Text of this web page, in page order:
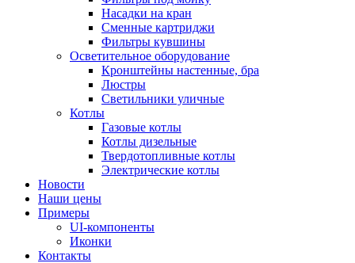
Насадки на кран
Сменные картриджи
Фильтры кувшины
Осветительное оборудование
Кронштейны настенные, бра
Люстры
Светильники уличные
Котлы
Газовые котлы
Котлы дизельные
Твердотопливные котлы
Электрические котлы
Новости
Наши цены
Примеры
UI-компоненты
Иконки
Контакты